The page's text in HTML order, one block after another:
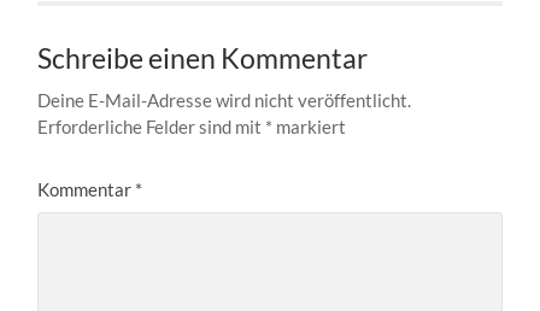
Schreibe einen Kommentar
Deine E-Mail-Adresse wird nicht veröffentlicht.
Erforderliche Felder sind mit * markiert
Kommentar *